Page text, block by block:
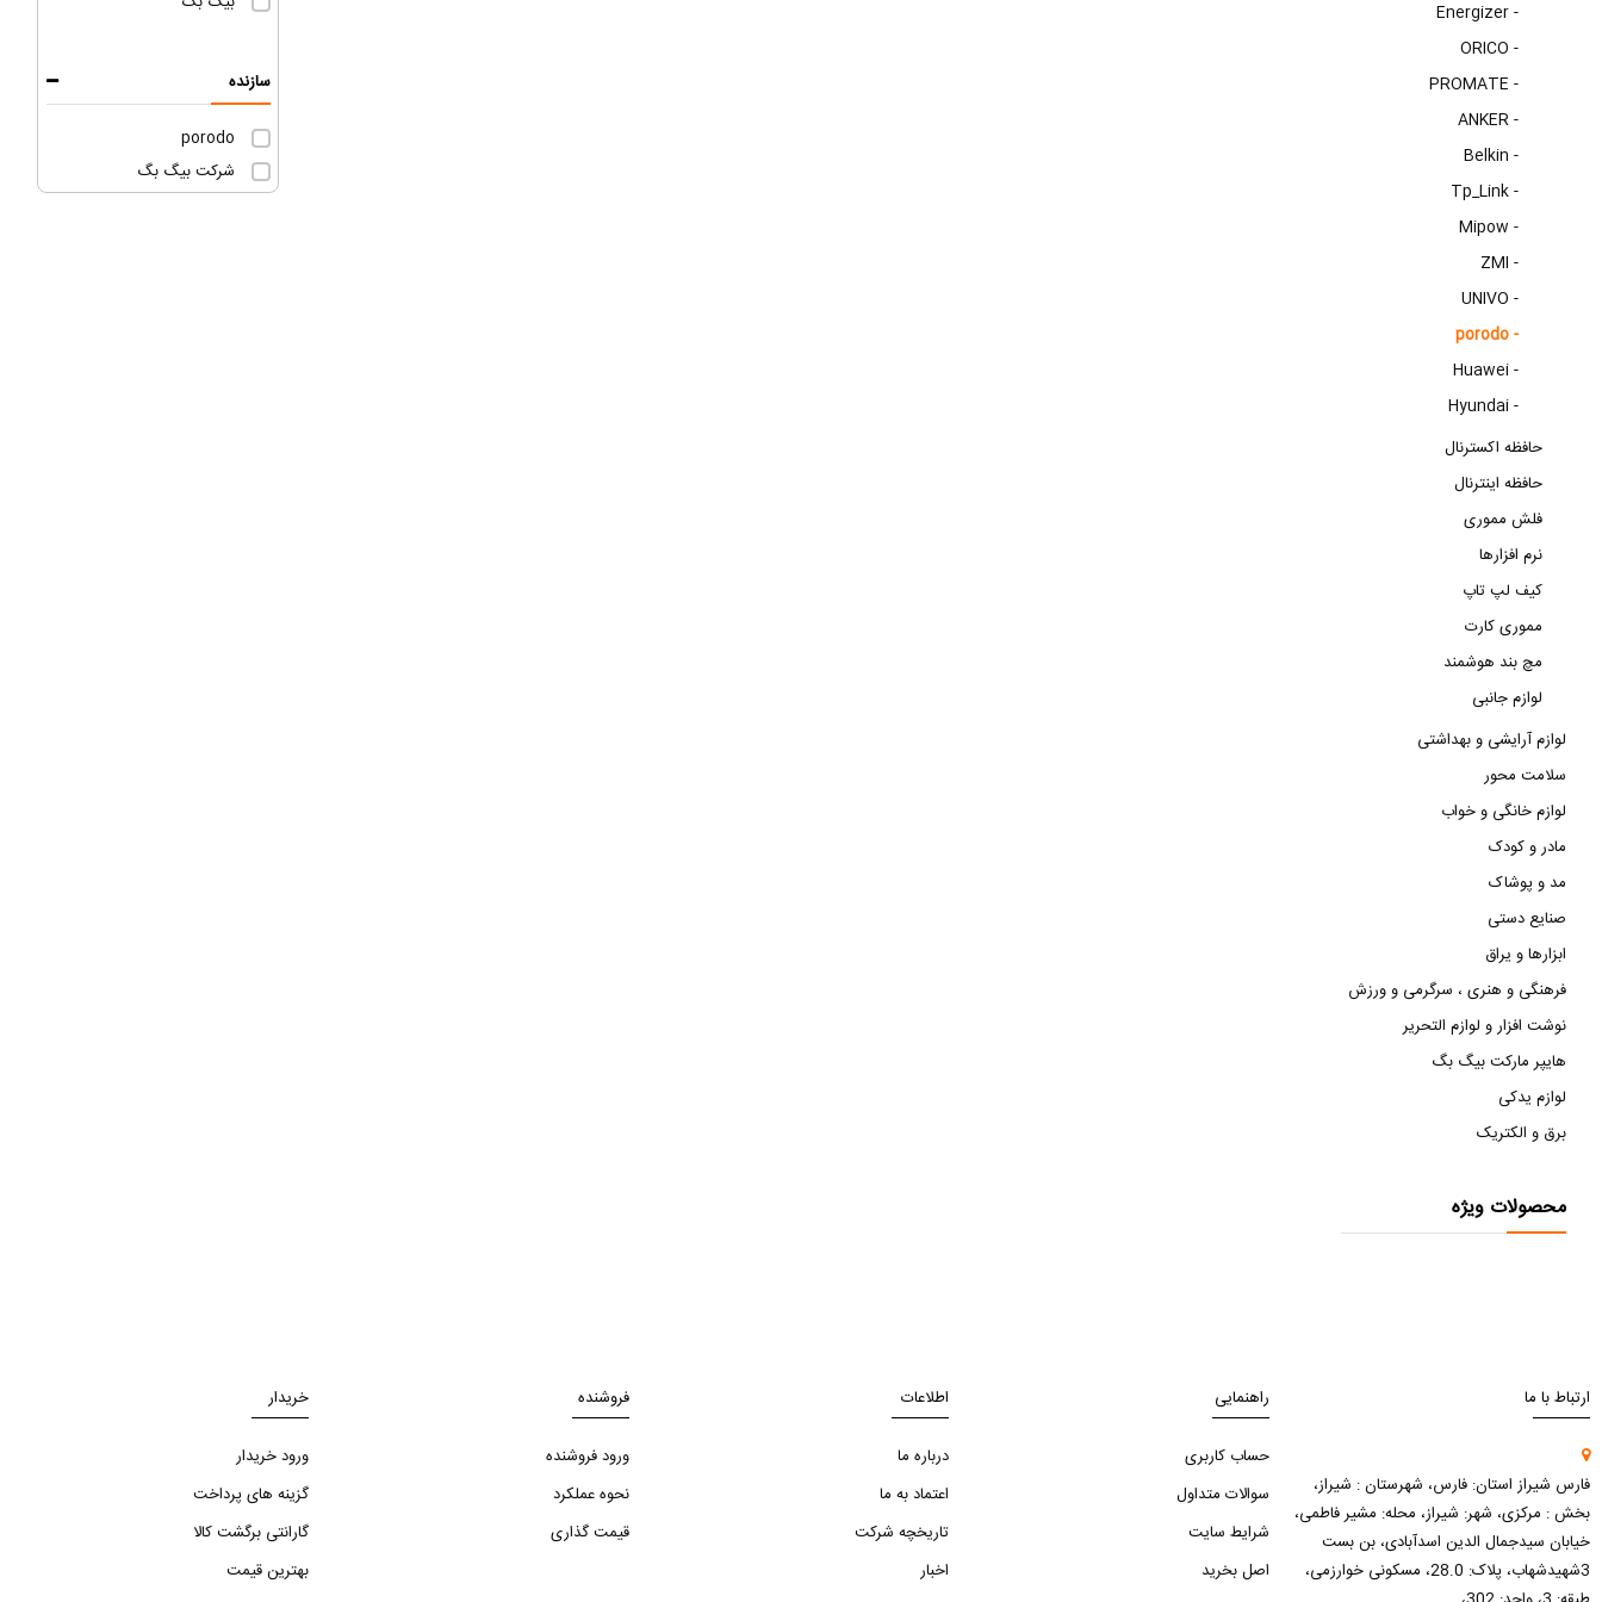
سازنده
porodo
شرکت بیگ بگ
Energizer -
ORICO -
PROMATE -
ANKER -
Belkin -
Tp_Link -
Mipow -
ZMI -
UNIVO -
porodo -
Huawei -
Hyundai -
حافظه اکسترنال
حافظه اینترنال
فلش مموری
نرم افزارها
کیف لپ تاپ
مموری کارت
مچ بند هوشمند
لوازم جانبی
لوازم آرایشی و بهداشتی
سلامت محور
لوازم خانگی و خواب
مادر و کودک
مد و پوشاک
صنایع دستی
ابزارها و یراق
فرهنگی و هنری ، سرگرمی و ورزش
نوشت افزار و لوازم التحریر
هایپر مارکت بیگ بگ
لوازم یدکی
برق و الکتریک
محصولات ویژه
ارتباط با ما
فارس شیراز استان: فارس، شهرستان : شیراز،
بخش : مرکزی، شهر: شیراز، محله: مشیر فاطمی،
خیابان سیدجمال الدین اسدآبادی، بن بست
3شهیدشهاب، پلاک: 28.0، مسکونی خوارزمی،
راهنمایی
حساب کاربری
سوالات متداول
شرایط سایت
اصل بخرید
اطلاعات
درباره ما
اعتماد به ما
تاریخچه شرکت
اخبار
فروشنده
ورود فروشنده
نحوه عملکرد
قیمت گذاری
خریدار
ورود خریدار
گزینه های پرداخت
گارانتی برگشت کالا
بهترین قیمت